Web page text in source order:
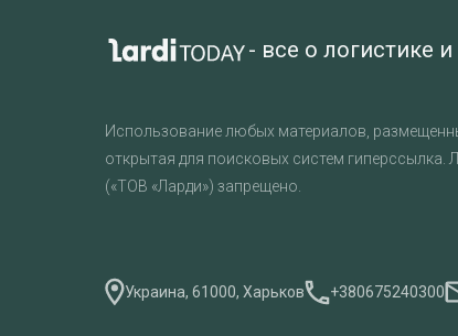
- все о логистике
Использование любых материалов,
открытая для поисковых систем
(«ТОВ «Ларди») запрещено.
Украина, 61000, Харьков +380675240300